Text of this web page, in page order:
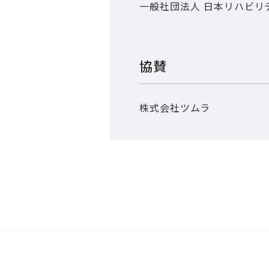
一般社団法人 日本リハビリ
協賛
株式会社ツムラ